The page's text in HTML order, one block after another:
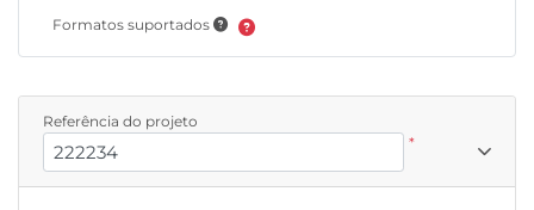
Formatos suportados
Referência do projeto
*